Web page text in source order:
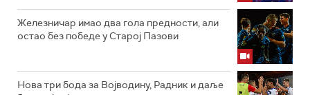
Железничар имао два гола предности, али
остао без победе у Старој Пазови
Нова три бода за Војводину, Радник и даље